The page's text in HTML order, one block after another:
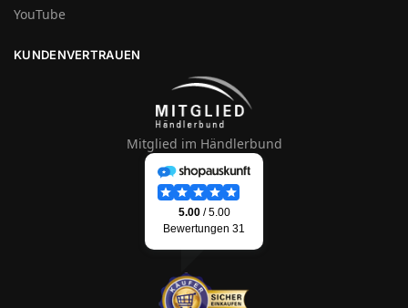
YouTube
KUNDENVERTRAUEN
Mitglied im Händlerbund